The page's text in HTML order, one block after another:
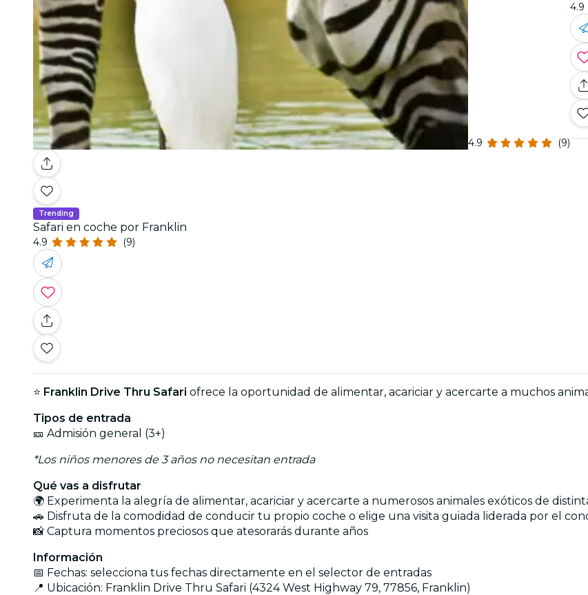
4.9 (9)
4.9
Trending
Safari en coche por Franklin
4.9 (9)
⭐ Franklin Drive Thru Safari ofrece la oportunidad de alimentar, acariciar y acercarte a muchos
Tipos de entrada
🎫 Admisión general (3+)
*Los niños menores de 3 años no necesitan entrada
Qué vas a disfrutar
🌍 Experimenta la alegría de alimentar, acariciar y acercarte a numerosos animales exóticos de
🚗 Disfruta de la comodidad de conducir tu propio coche o elige una visita guiada liderada por el
📸 Captura momentos preciosos que atesorarás durante años
Información
📅 Fechas: selecciona tus fechas directamente en el selector de entradas
📍 Ubicación: Franklin Drive Thru Safari (4324 West Highway 79, 77856, Franklin)